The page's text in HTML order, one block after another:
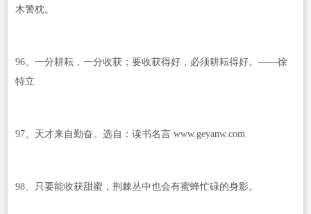
木警枕。
96、一分耕耘，一分收获；要收获得好，必须耕耘得好。——徐
特立
97、天才来自勤奋。选自：读书名言 www.geyanw.com
98、只要能收获甜蜜，荆棘丛中也会有蜜蜂忙碌的身影。